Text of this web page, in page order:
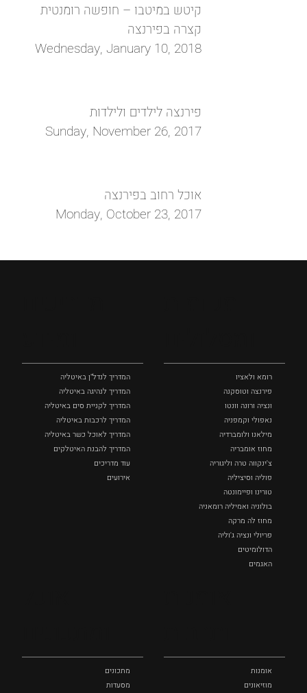
קיטש במיטבו – חופשה רומנטית
קצרה בפירנצה
Wednesday, January 10, 2018
פירנצה לילדים ולילדות
Sunday, November 26, 2017
אוכל רחוב בפירנצה
Monday, October 23, 2017
רומא ולאציו
פירנצה וטוסקנה ‏
ונציה ורונה וונטו
נאפולי‏ וקמפניה
מילאנו ולומברדיה
מחוז אומבריה
צ'ינקווה טרה וליגוריה
פוליה וסיציליה ‏
טורינו ופיימונטה
בולוניה ואמיליה רומאניה
מחוז לה מרקה
פריולי ונציה ג'וליה
הדולומיטים
האגמים
המדריך לנדל"ן באיטליה
המדריך לנהיגה באיטליה
המדריך לקניית סים באיטליה
המדריך לרכבות באיטליה
המדריך לאוכל כשר באיטליה
המדריך להבנת האיטלקים
עוד מדריכים
אירועים
אומנות
מוזיאונים
מתכונים
מסעדות